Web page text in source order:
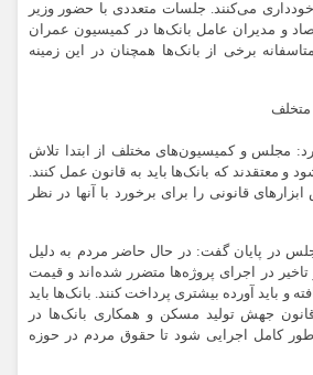
می‌کنند. جلسات متعددی با حضور وزیر
و مدیران عامل بانک‌ها در کمیسیون عمران
برخی از بانک‌ها همچنان در این زمینه
مجلس و کمیسیون‌های مختلف از ابتدا تلاش
و معتقدند که بانک‌ها باید به قانون عمل کنند.
قانونی را برای برخورد با آنها در نظر
در پایان گفت: در حال حاضر مردم به دلیل
در اجرای پروژه‌ها متضرر شده‌اند و قیمت
و باید آورده بیشتری پرداخت کنند. بانک‌ها باید
قانون جهش تولید مسکن و همکاری بانک‌ها در
طور کامل اجرایی شود تا حقوق مردم در حوزه